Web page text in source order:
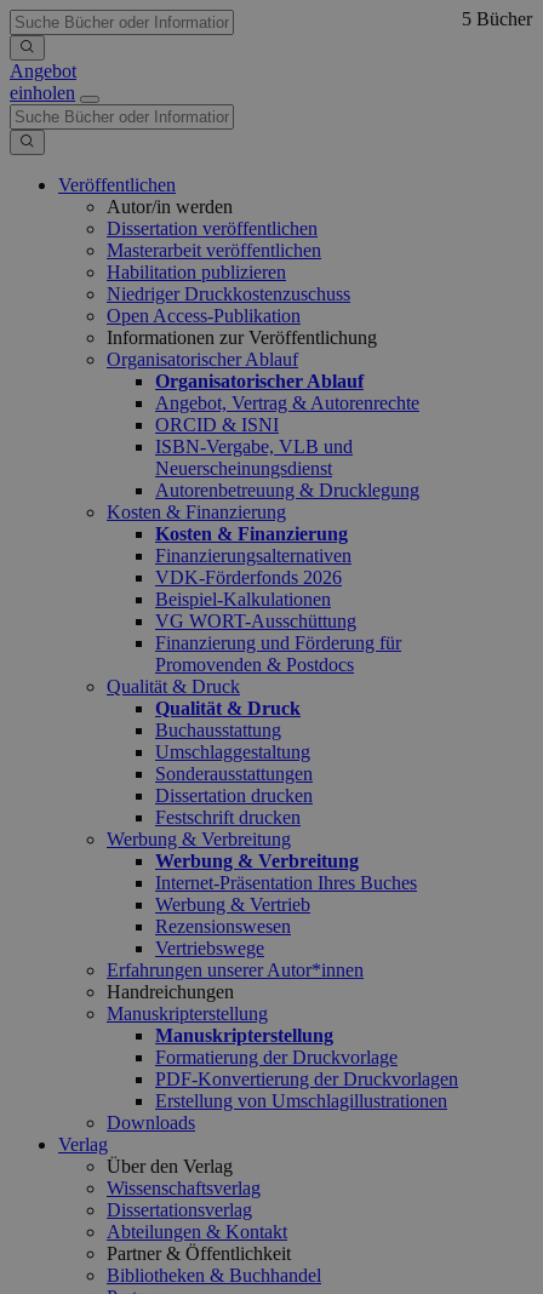
Angebot
einholen
Veröffentlichen
Autor/in werden
Dissertation veröffentlichen
Masterarbeit veröffentlichen
Habilitation publizieren
Niedriger Druckkostenzuschuss
Open Access-Publikation
Informationen zur Veröffentlichung
Organisatorischer Ablauf
Organisatorischer Ablauf
Angebot, Vertrag & Autorenrechte
ORCID & ISNI
ISBN-Vergabe, VLB und
Neuerscheinungsdienst
Autorenbetreuung & Drucklegung
Kosten & Finanzierung
Kosten & Finanzierung
Finanzierungsalternativen
VDK-Förderfonds 2026
Beispiel-Kalkulationen
VG WORT-Ausschüttung
Finanzierung und Förderung für
Promovenden & Postdocs
Qualität & Druck
Qualität & Druck
Buchausstattung
Umschlaggestaltung
Sonderausstattungen
Dissertation drucken
Festschrift drucken
Werbung & Verbreitung
Werbung & Verbreitung
Internet-Präsentation Ihres Buches
Werbung & Vertrieb
Rezensionswesen
Vertriebswege
Erfahrungen unserer Autor*innen
Handreichungen
Manuskripterstellung
Manuskripterstellung
Formatierung der Druckvorlage
PDF-Konvertierung der Druckvorlagen
Erstellung von Umschlagillustrationen
Downloads
Verlag
Über den Verlag
Wissenschaftsverlag
Dissertationsverlag
Abteilungen & Kontakt
Partner & Öffentlichkeit
Bibliotheken & Buchhandel
5 Bücher